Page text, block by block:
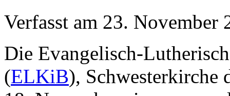
Verfasst am 23. November
Die Evangelisch-
(ELKiB), Schwesterkirche